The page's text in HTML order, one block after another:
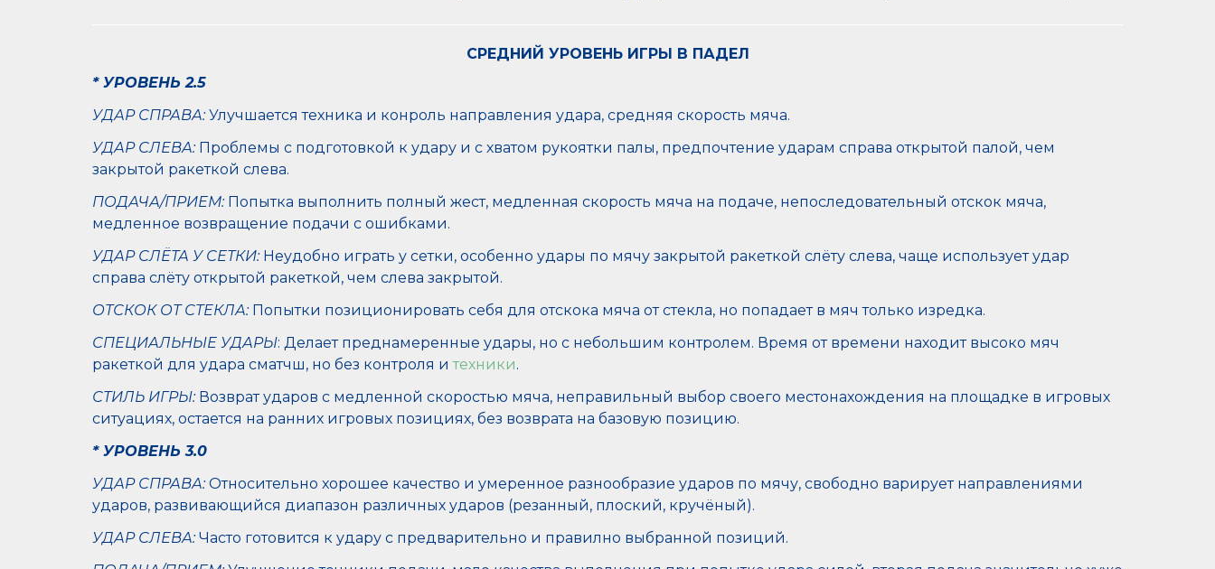
СРЕДНИЙ УРОВЕНЬ ИГРЫ В ПАДЕЛ
* УРОВЕНЬ 2.5
УДАР СПРАВА:Улучшается техника и конроль направления удара, средняя скорость мяча.
УДАР СЛЕВА:Проблемы с подготовкой к удару и с хватом рукоятки палы, предпочтение ударам справа открытой палой, чем
закрытой ракеткой слева.
ПОДАЧА/ПРИЕМ:Попытка выполнить полный жест, медленная скорость мяча на подаче, непоследовательный отскок мяча,
медленное возвращение подачи с ошибками.
УДАР СЛЁТА У СЕТКИ:Неудобно играть у сетки, особенно удары по мячу закрытой ракеткой слёту слева, чаще использует удар
справа слёту открытой ракеткой, чем слева закрытой.
ОТСКОК ОТ СТЕКЛА:Попытки позиционировать себя для отскока мяча от стекла, но попадает в мяч только изредка.
СПЕЦИАЛЬНЫЕ УДАРЫ: Делает преднамеренные удары, но с небольшим контролем. Время от времени находит высоко мяч
ракеткой для удара сматчш, но без контроля итехники.
СТИЛЬ ИГРЫ:Возврат ударов с медленной скоростью мяча, неправильный выбор своего местонахождения на площадке в игровых
ситуациях, остается на ранних игровых позициях, без возврата на базовую позицию.
* УРОВЕНЬ 3.0
УДАР СПРАВА:Относительно хорошее качество и умеренное разнообразие ударов по мячу, свободно варирует направлениями
ударов, развивающийся диапазон различных ударов (резанный, плоский, кручёный).
УДАР СЛЕВА:Часто готовится к удару с предварительно и правилно выбранной позиций.